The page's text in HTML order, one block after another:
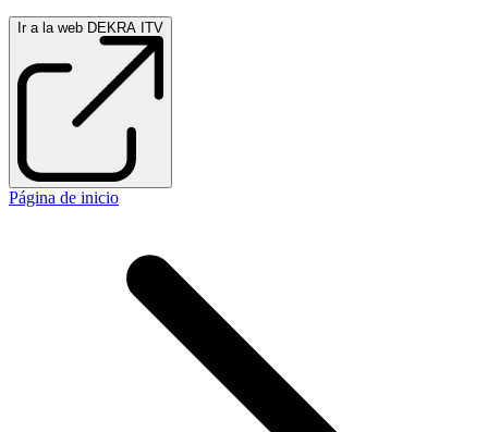
Ir a la web DEKRA ITV
Página de inicio